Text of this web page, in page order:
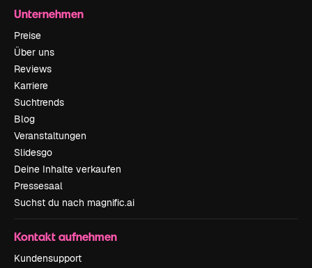
Unternehmen
Preise
Über uns
Reviews
Karriere
Suchtrends
Blog
Veranstaltungen
Slidesgo
Deine Inhalte verkaufen
Pressesaal
Suchst du nach magnific.ai
Kontakt aufnehmen
Kundensupport